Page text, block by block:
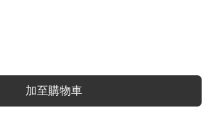
加至購物車